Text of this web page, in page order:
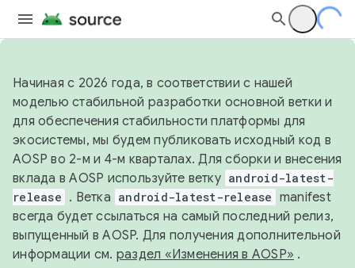
Начиная с 2026 года, в соответствии с нашей
моделью стабильной разработки основной ветки и
для обеспечения стабильности платформы для
экосистемы, мы будем публиковать исходный код в
AOSP во 2-м и 4-м кварталах. Для сборки и внесения
вклада в AOSP используйте ветку android-latest-
release . Ветка android-latest-release manifest
всегда будет ссылаться на самый последний релиз,
выпущенный в AOSP. Для получения дополнительной
информации см. раздел «Изменения в AOSP» .